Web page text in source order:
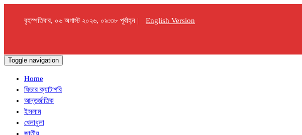
বৃহস্পতিবার, ০৬ অগাস্ট ২০২৬, ০৯:৩৮ পূর্বাহ্ন | English Version
Toggle navigation
Home
ফিচার ক্যাটাগরি
আন্তর্জাতিক
ইসলাম
খেলাধুলা